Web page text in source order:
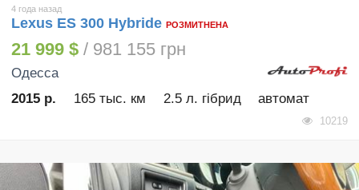
4 года назад
Lexus ES 300 Hybride РОЗМИТНЕНА
21 999 $ / 981 155 грн
Одесса
2015 р.
165 тыс. км 2.5 л. гібрид автомат
10219